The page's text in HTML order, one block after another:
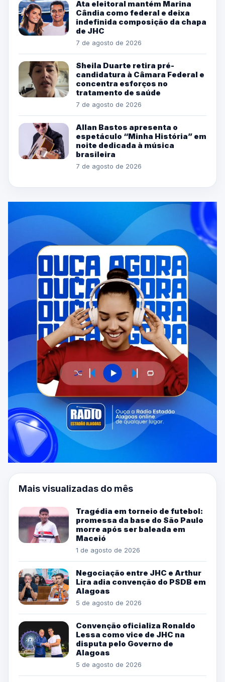
Ata eleitoral mantém Marina
Cândia como federal e deixa
indefinida composição da chapa
de JHC
7 de agosto de 2026
Sheila Duarte retira pré-
candidatura à Câmara Federal e
concentra esforços no
tratamento de saúde
7 de agosto de 2026
Allan Bastos apresenta o
espetáculo “Minha História” em
noite dedicada à música
brasileira
7 de agosto de 2026
Mais visualizadas do mês
Tragédia em torneio de futebol:
promessa da base do São Paulo
morre após ser baleada em
Maceió
1 de agosto de 2026
Negociação entre JHC e Arthur
Lira adia convenção do PSDB em
Alagoas
5 de agosto de 2026
Convenção oficializa Ronaldo
Lessa como vice de JHC na
disputa pelo Governo de
Alagoas
5 de agosto de 2026